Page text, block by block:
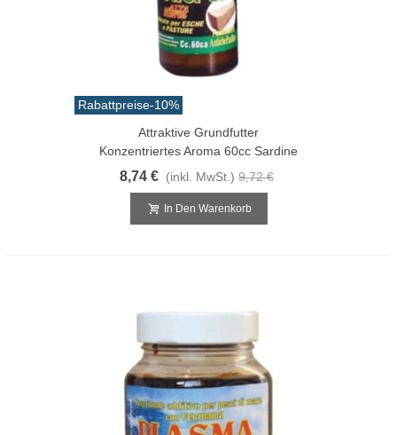
Rabattpreise-10%
Attraktive Grundfutter
Konzentriertes Aroma 60cc Sardine
8,74 € (inkl. MwSt.) 9,72 €
In Den Warenkorb